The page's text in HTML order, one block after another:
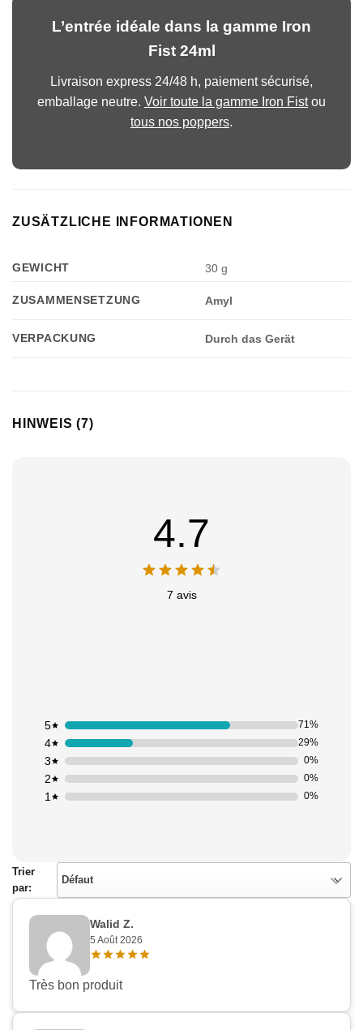
L’entrée idéale dans la gamme Iron
Fist 24ml
Livraison express 24/48 h, paiement sécurisé,
emballage neutre. Voir toute la gamme Iron Fistou
tous nos poppers.
ZUSÄTZLICHE INFORMATIONEN
GEWICHT 30 g
ZUSAMMENSETZUNG Amyl
VERPACKUNG Durch das Gerät
HINWEIS (7)
4.7
7 avis
1 0%
2 0%
3 0%
4 29%
5 71%
Trier
par:
Défaut
Walid Z.
5 Août 2026
Très bon produit